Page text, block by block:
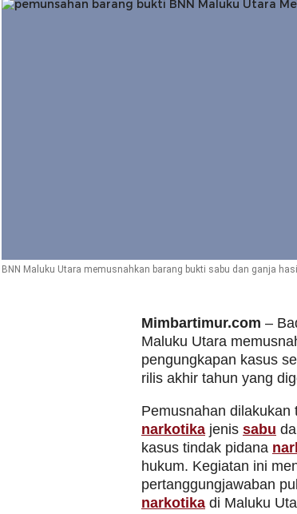
BNN Maluku Utara memusnahkan barang bukti sabu dan ganja
Mimbartimur.com –
Maluku Utara
pengungkapan kasus
rilis akhir tahun yang
Pemusnahan
narkotika jenis sabu
kasus tindak pidana
hukum. Kegiatan ini
pertanggungjawaban
narkotika di Maluku